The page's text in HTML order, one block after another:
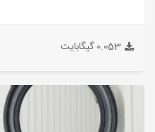
0.053 گیگابایت